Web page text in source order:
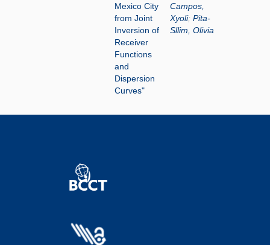
Mexico City
from Joint
Inversion of
Receiver
Functions
and
Dispersion
Curves"
Campos,
Xyoli; Pita-
Sllim, Olivia